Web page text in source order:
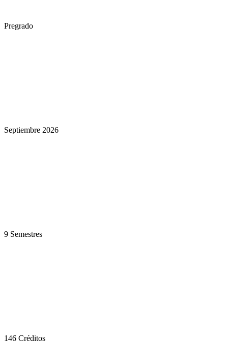
Pregrado
Septiembre 2026
9 Semestres
146 Créditos